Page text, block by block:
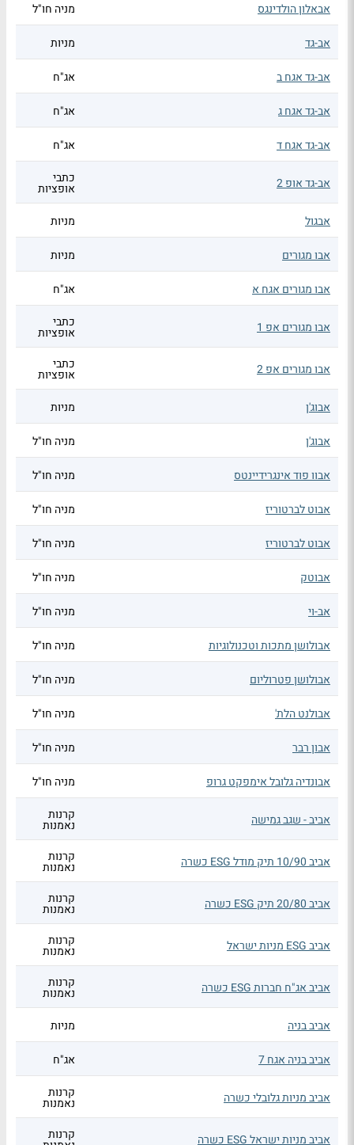
אבאלון הולדינגס מניה חו"ל
אב-גד מניות
אב-גד אגח ב אג"ח
אב-גד אגח ג אג"ח
אב-גד אגח ד אג"ח
אב-גד אופ 2 כתבי
אופציות
אבגול
מניות
אבו מגורים מניות
אבו מגורים אגח א אג"ח
אבו מגורים אפ 1 כתבי
אופציות
אבו מגורים אפ 2 כתבי
אופציות
אבוג'ן
מניות
אבוג'ן מניה חו"ל
אבוו פוד אינגרידיינטס מניה חו"ל
אבוט לברטוריז מניה חו"ל
אבוט לברטוריז מניה חו"ל
אבוטק מניה חו"ל
אב-וי מניה חו"ל
אבולושן מתכות וטכנולוגיות מניה חו"ל
אבולושן פטרוליום מניה חו"ל
אבולנט הלת' מניה חו"ל
אבון רבר מניה חו"ל
אבונדיה גלובל אימפקט גרופ מניה חו"ל
אביב - שגב גמישה קרנות
נאמנות
אביב 10/90 תיק מודל ESG כשרה קרנות
נאמנות
אביב 20/80 תיק ESG כשרה קרנות
נאמנות
אביב ESG מניות ישראל קרנות
נאמנות
אביב אג"ח חברות ESG כשרה קרנות
נאמנות
אביב בניה
מניות
אביב בניה אגח 7 אג"ח
אביב מניות גלובלי כשרה קרנות
נאמנות
אביב מניות ישראל ESG כשרה קרנות